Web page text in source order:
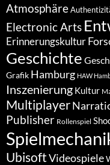
Atmosphäre
Electronic Arts
Erinnerungskultur
Geschichte
Grafik Hamburg HAW
Inszenierung Kultur
Multiplayer
Publisher Rollenspiel
UbisoftVideospiele